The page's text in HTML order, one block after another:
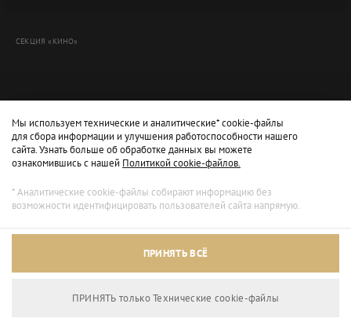
Архивный режим
СЕКЦИЯ «КИНО»
Мы используем технические и аналитические* cookie-файлы
для сбора информации и улучшения работоспособности нашего
сайта. Узнать больше об обработке данных вы можете
ознакомившись с нашей Политикой cookie-файлов.
* Аналитические cookie-файлы собирают информацию без
возможности идентифицировать пользователей сайта напрямую.
ПРИНЯТЬ ВСЁ
ПРИНЯТЬ только Технические сookie-файлы